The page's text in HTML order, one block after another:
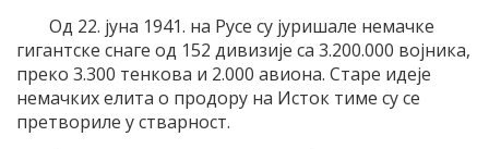
Од 22. јуна 1941. на Русе су јуришале немачке
гигантске снаге од 152 дивизије са 3.200.000 војника,
преко 3.300 тенкова и 2.000 авиона. Старе идеје
немачких елита о продору на Исток тиме су се
претвориле у стварност.